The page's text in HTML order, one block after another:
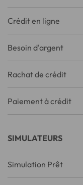
Crédit en ligne
Besoin d'argent
Rachat de crédit
Paiement à crédit
SIMULATEURS
Simulation Prêt